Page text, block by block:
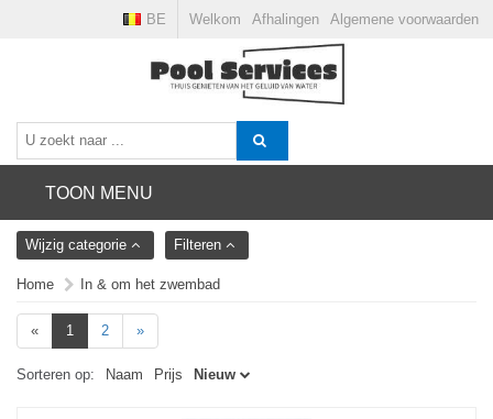
Welkom Afhalingen Algemene voorwaarden
BE
TOON MENU
Wijzig categorie Filteren
Home In & om het zwembad
« 1 2 »
Sorteren op: Naam Prijs Nieuw